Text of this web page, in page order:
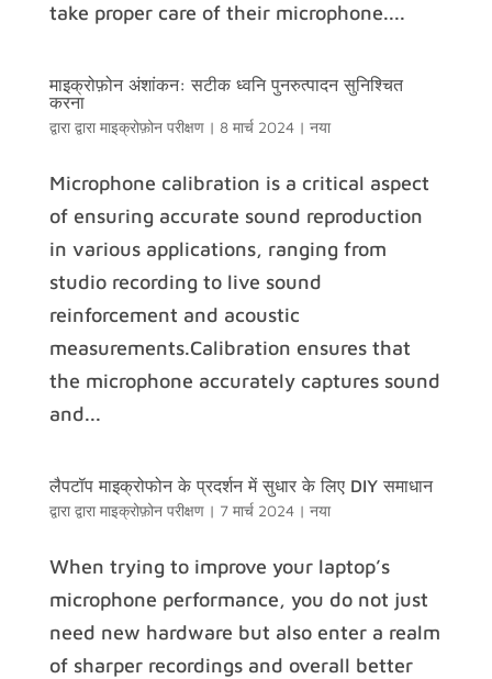
take proper care of their microphone....
माइक्रोफ़ोन अंशांकन: सटीक ध्वनि पुनरुत्पादन सुनिश्चित
करना
द्वारा द्वारामाइक्रोफ़ोन परीक्षण| 8 मार्च 2024| नया
Microphone calibration is a critical aspect
of ensuring accurate sound reproduction
in various applications, ranging from
studio recording to live sound
reinforcement and acoustic
measurements.Calibration ensures that
the microphone accurately captures sound
and...
लैपटॉप माइक्रोफोन के प्रदर्शन में सुधार के लिए DIY समाधान
द्वारा द्वारामाइक्रोफ़ोन परीक्षण| 7 मार्च 2024| नया
When trying to improve your laptop’s
microphone performance, you do not just
need new hardware but also enter a realm
of sharper recordings and overall better